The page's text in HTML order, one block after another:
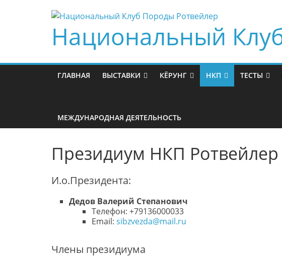
Национальный
ГЛАВНАЯ ВЫСТАВКИ КЁРУНГ НКП ТЕСТЫ
МЕЖДУНАРОДНАЯ ДЕЯТЕЛЬНОСТЬ
Президиум НКП Ротвейлер
И.о.Президента:
Дедов Валерий Степанович
Телефон: +79136000033
Email: sibzvezda@mail.ru
Члены президиума